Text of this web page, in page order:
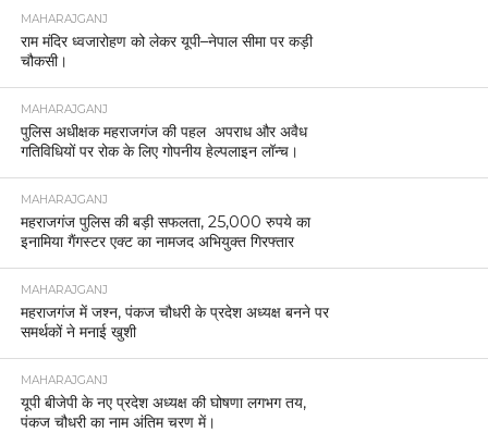
MAHARAJGANJ
राम मंदिर ध्वजारोहण को लेकर यूपी–नेपाल सीमा पर कड़ी
चौकसी।
MAHARAJGANJ
पुलिस अधीक्षक महराजगंज की पहल अपराध और अवैध
गतिविधियों पर रोक के लिए गोपनीय हेल्पलाइन लॉन्च।
MAHARAJGANJ
महराजगंज पुलिस की बड़ी सफलता, 25,000 रुपये का
इनामिया गैंगस्टर एक्ट का नामजद अभियुक्त गिरफ्तार
MAHARAJGANJ
महराजगंज में जश्न, पंकज चौधरी के प्रदेश अध्यक्ष बनने पर
समर्थकों ने मनाई खुशी
MAHARAJGANJ
यूपी बीजेपी के नए प्रदेश अध्यक्ष की घोषणा लगभग तय,
पंकज चौधरी का नाम अंतिम चरण में।